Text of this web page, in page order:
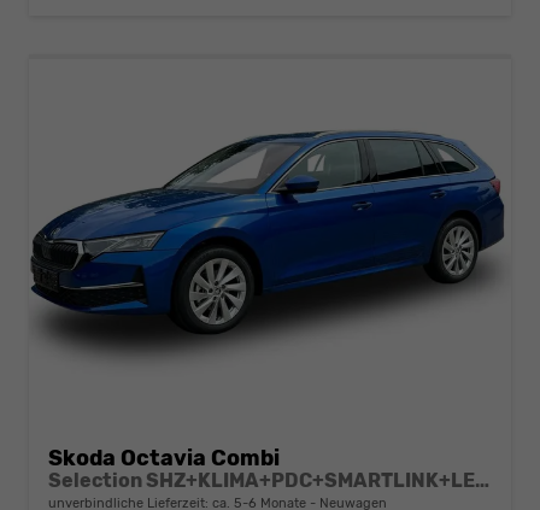
Skoda Octavia Combi
Selection SHZ+KLIMA+PDC+SMARTLINK+LED+16" ALU
unverbindliche Lieferzeit: ca. 5-6 Monate Neuwagen